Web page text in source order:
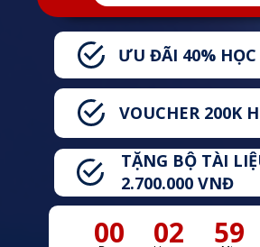
ƯU ĐÃI 40%
VOUCHER 200K
TẶNG BỘ TÀI
2.700.000 VNĐ
00 02 59